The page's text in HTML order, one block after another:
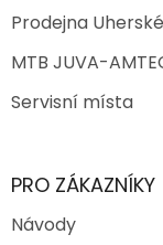
Prodejna
MTB JUVA-
Servisní místa
PRO ZÁKAZNÍKY
Návody